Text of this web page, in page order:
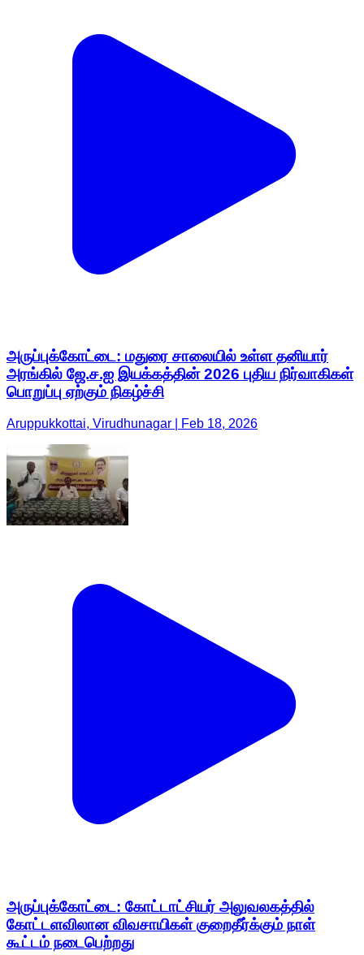
அருப்புக்கோட்டை: மதுரை சாலையில் உள்ள தனியார்
அரங்கில் ஜே.ச.ஐ இயக்கத்தின் 2026 புதிய நிர்வாகிகள்
பொறுப்பு ஏற்கும் நிகழ்ச்சி
Aruppukkottai, Virudhunagar | Feb 18, 2026
அருப்புக்கோட்டை: கோட்டாட்சியர் அலுவலகத்தில்
கோட்டளவிலான விவசாயிகள் குறைதீர்க்கும் நாள்
கூட்டம் நடைபெற்றது